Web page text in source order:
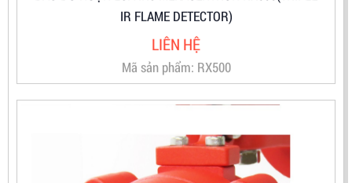
LIÊN HỆ
Mã sản phẩm: RX500